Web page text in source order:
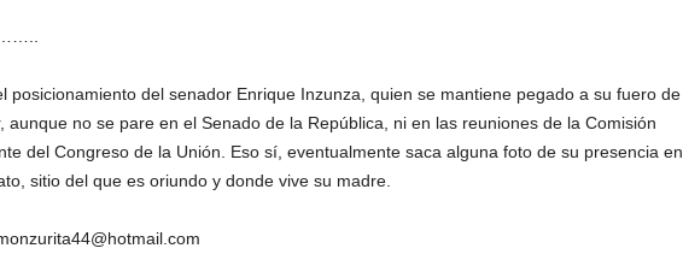
posicionamiento del senador Enrique Inzunza, quien se mantiene pegado a su fuero de
aunque no se pare en el Senado de la República, ni en las reuniones de la Comisión
del Congreso de la Unión. Eso sí, eventualmente saca alguna foto de su presencia en
sitio del que es oriundo y donde vive su madre.